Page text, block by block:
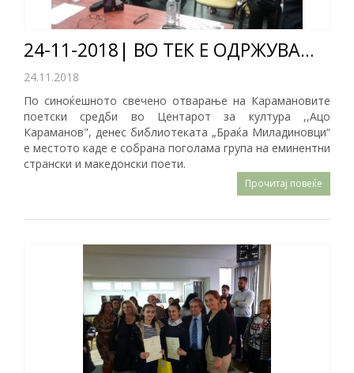
24-11-2018| ​ВО ТЕК Е ОДРЖУВАЊЕТО НА 45 КАРАМАНОВИ ПОЕТСКИ СРЕДБИ
24.11.2018
По синоќешното свечено отварање на Карамановите
поетски средби во Центарот за култура ,,Ацо
Караманов", денес библиотеката „Браќа Миладиновци“
е местото каде е собрана поголама група на еминентни
странски и македонски поети.
Прочитај повеќе